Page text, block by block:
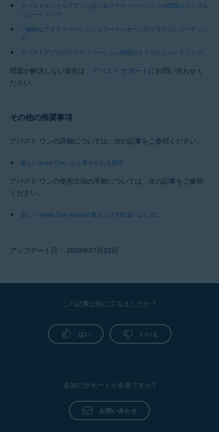
アバストモバイルアプリにおけるアクティベーションの問題のトラブル
シューティング
一般的なアクティベーションエラーメッセージのトラブルシューティン
グ
アバストアプリのアクティベーション問題のトラブルシューティング
問題が解決しない場合は、 アバスト サポート にお問い合わせく
ださい。
その他の推奨事項
アバスト ワンの詳細については、次の記事をご参照ください。
新しいAvast One - よく寄せられる質問
アバスト ワンの使用方法の手順については、次の記事をご参照
ください。
新しい Avast One Android 版および iOS 版 - はじめに
アップデート日： 2026年07月22日
この記事は役に立ちましたか？
はい いいえ
追加のサポートが必要ですか?
お問い合わせ